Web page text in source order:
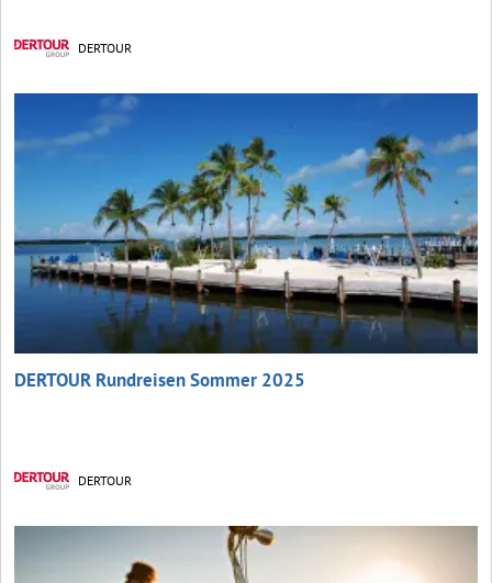
DERTOUR
DERTOUR Rundreisen Sommer 2025
DERTOUR